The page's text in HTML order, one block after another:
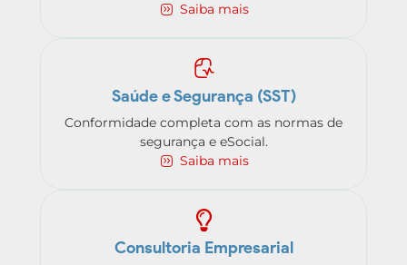
Saiba mais
Saúde e Segurança (SST)
Conformidade completa com as normas de
segurança e eSocial.
Saiba mais
Consultoria Empresarial